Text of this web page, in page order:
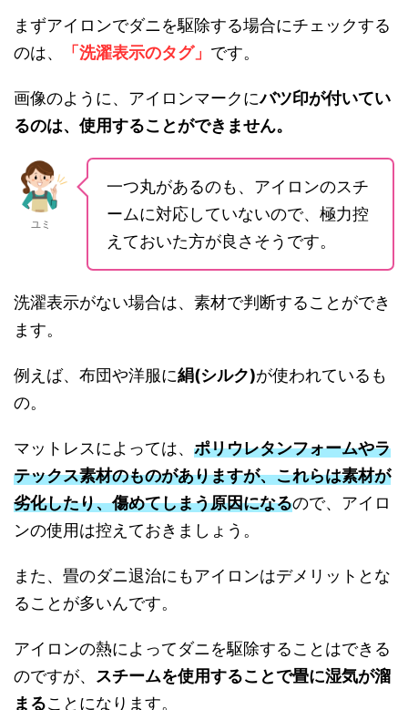
まずアイロンでダニを駆除する場合にチェックする
のは、
「洗濯表示のタグ」 です。
画像のように、アイロンマークにバツ印が付いてい
るのは、使用することができません。
ユミ
一つ丸があるのも、アイロンのスチ
ームに対応していないので、極力控
えておいた方が良さそうです。
洗濯表示がない場合は、素材で判断することができ
ます。
例えば、布団や洋服に絹(シルク)が使われているも
の。
マットレスによっては、 ポリウレタンフォームやラ
テックス素材のものがありますが、これらは素材が
劣化したり、傷めてしまう原因になるので、アイロ
ンの使用は控えておきましょう。
また、畳のダニ退治にもアイロンはデメリットとな
ることが多いんです。
アイロンの熱によってダニを駆除することはできる
のですが、 スチームを使用することで畳に湿気が溜
まることになります。